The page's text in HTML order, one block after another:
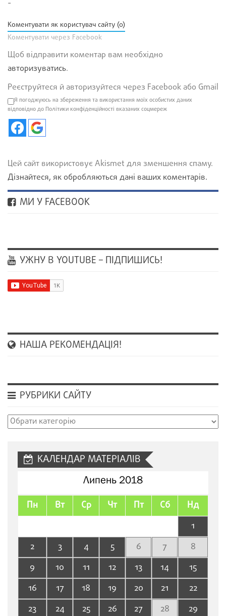
-
Коментувати як користувач сайту (0)
Коментувати через Facebook
Щоб відправити коментар вам необхідно
авторизуватись.
Реєструйтеся й авторизуйтеся через Facebook або Gmail
Я погоджуюсь на збереження та використання моїх особистих даних
відповідно до Політики конфіденційності вказаних соцмереж
Цей сайт використовує Akismet для зменшення спаму.
Дізнайтеся, як обробляються дані ваших коментарів.
МИ У FACEBOOK
УЖНУ В YOUTUBE – ПІДПИШИСЬ!
НАША РЕКОМЕНДАЦІЯ!
РУБРИКИ САЙТУ
Рубрики
КАЛЕНДАР МАТЕРІАЛІВ
Липень 2018
Пн Вт Ср Чт Пт Сб Нд
1
2
3 4 5 6 7
8
9
10 11 12 13 14
15
16
17 18 19 20 21
22
23
24 25 26 27 28
29